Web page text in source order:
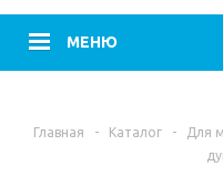
МЕНЮ
Главная - Каталог - Для